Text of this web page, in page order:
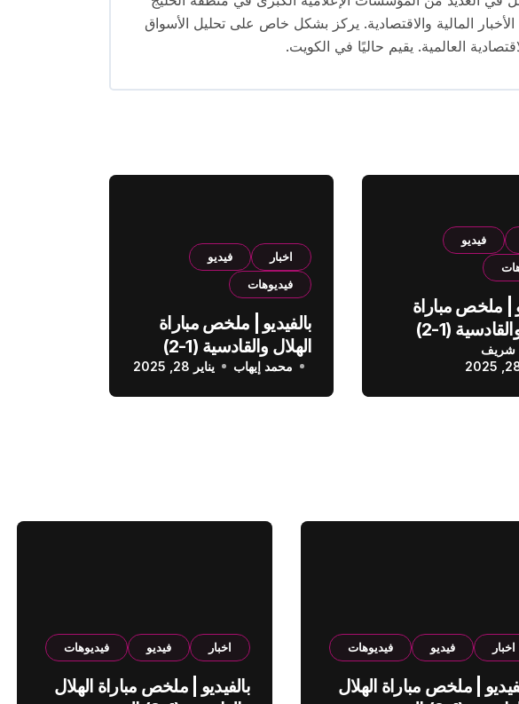
المالية والاقتصادية. يركز بشكل خاص على تحليل الأسواق
العالمية. يقيم حاليًا في الكويت.
فيديو
| ملخص مباراة
الهلال والقادسية (1-2)
السعودي
شريف
اخبار
فيديو
فيديوهات
بالفيديو | ملخص مباراة
الهلال والقادسية (1-2)
الدوري السعودي
محمد إيهاب يناير 28, 2025
اخبار فيديو فيديوهات
| ملخص مباراة الهلال
اخبار فيديو فيديوهات
بالفيديو | ملخص مباراة الهلال